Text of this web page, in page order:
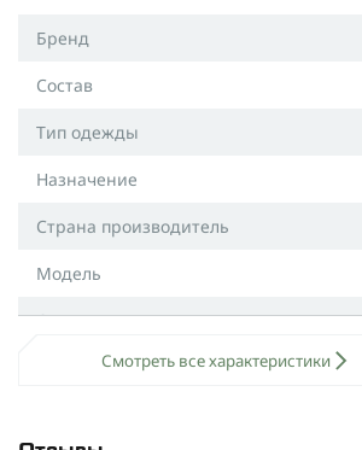
Флиски Snowline занимают
свойств после многократных стирок.
Характеристики:
Материал: флис (100% полиэстер).
Размер: есть две размерные
ростом 186 см или выше.
Бренд
Состав
Тип одежды
Назначение
Страна производитель
Модель
Сезон
ОсобенностиСмотреть все характеристики